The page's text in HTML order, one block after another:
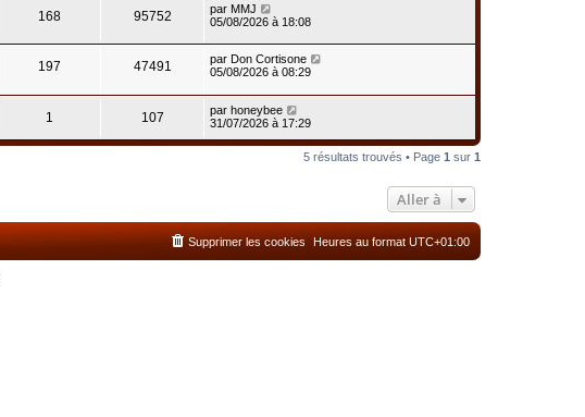
168 95752 par MMJ
05/08/2026 à 18:08
197 47491 par Don Cortisone
05/08/2026 à 08:29
1 107 par honeybee
31/07/2026 à 17:29
5 résultats trouvés • Page 1 sur 1
Aller à
Heures au format UTC+01:00
Supprimer les cookies